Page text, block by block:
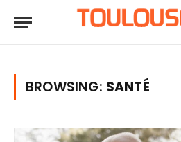
BROWSING: SANTÉ